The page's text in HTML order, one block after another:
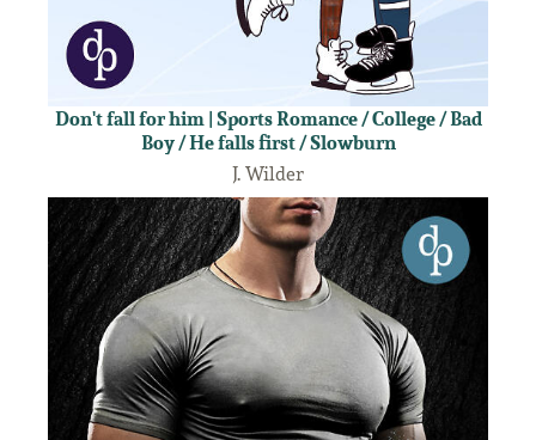
Don't fall for him | Sports Romance / College / Bad
Boy / He falls first / Slowburn
J. Wilder